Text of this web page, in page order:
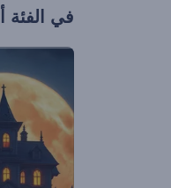
في الفئة